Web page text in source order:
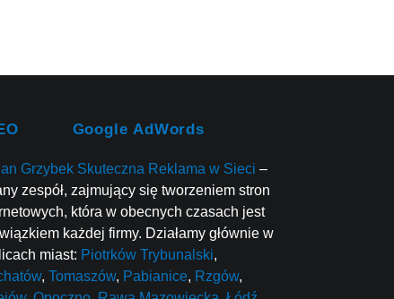
Google AdWords
Grzybek Skuteczna Reklama w Sieci –
zespół, zajmujący się tworzeniem stron
która w obecnych czasach jest
każdej firmy. Działamy głównie w
miast: Piotrków Trybunalski,
, Tomaszów, Pabianice, Rzgów,